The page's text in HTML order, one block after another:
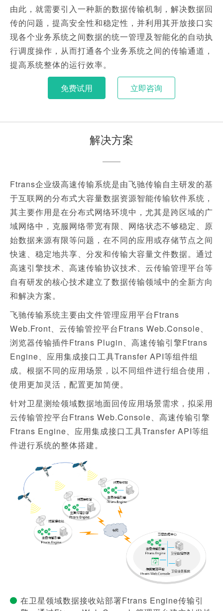
由此，就需要引入一种新的数据传输机制，解决数据回
传的问题，提高安全性和稳定性，并利用其开放接口实
现各个业务系统之间数据的统一管理及智能化的自动执
行调度操作，从而打通各个业务系统之间的传输通道，
提高系统整体的运行效率。
免费试用 立即咨询
解决方案
Ftrans企业级高速传输系统是由飞驰传输自主研发的基
于互联网的分布式大容量数据资源智能传输软件系统，
其主要作用是在分布式网络环境中，尤其是跨区域的广
域网络中，克服网络带宽有限、网络状态不够稳定、原
始数据来源有限等问题，在不同的应用或存储节点之间
快速、稳定地共享、分发和传输大容量文件数据。通过
高速引擎技术、高速传输协议技术、云传输管理平台等
自有研发的核心技术建立了数据传输领域中的全新方向
和解决方案。
飞驰传输系统主要由文件管理应用平台Ftrans
Web.Front、云传输管控平台Ftrans Web.Console、
浏览器传输插件Ftrans Plugin、高速传输引擎Ftrans
Engine、应用集成接口工具Transfer API等组件组
成。根据不同的应用场景，以不同组件进行组合使用，
使用更加灵活，配置更加简便。
针对卫星测绘领域数据地面回传应用场景需求，拟采用
云传输管控平台Ftrans Web.Console、高速传输引擎
Ftrans Engine、应用集成接口工具Transfer API等组
件进行系统的整体搭建。
在卫星领域数据接收站部署Ftrans Engine传输引